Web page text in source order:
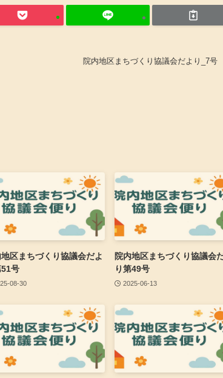
院内地区まちづくり協議会だより_7号
地区まちづくり協議会だよ
51号
08-30
院内地区まちづくり協議会
り第49号
2025-06-13